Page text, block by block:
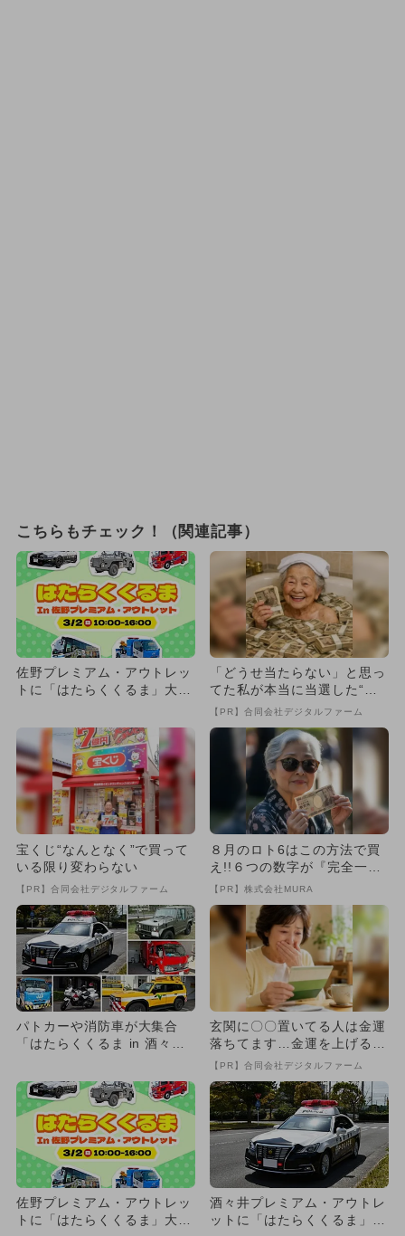
こちらもチェック！（関連記事）
佐野プレミアム・アウトレッ
トに「はたらくくるま」大集
「どうせ当たらない」と思っ
てた私が本当に当選した“買
い方”がこれ
【PR】合同会社デジタルファーム
宝くじ“なんとなく”で買って
いる限り変わらない
【PR】合同会社デジタルファーム
８月のロト6はこの方法で買
え!!６つの数字が『完全一
致』する方法
【PR】株式会社MURA
パトカーや消防車が大集合
「はたらくくるま in 酒々井
玄関に〇〇置いてる人は金運
落ちてます…金運を上げる方
法とは
【PR】合同会社デジタルファーム
佐野プレミアム・アウトレッ
トに「はたらくくるま」大集
酒々井プレミアム・アウトレ
ットに「はたらくくるま」大